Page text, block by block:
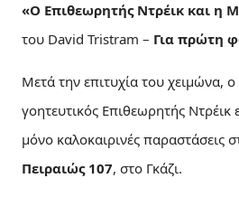
«Ο Επιθεωρητής Ντρέικ και η
του David Tristram – Για πρώτη
Μετά την επιτυχία του χειμώνα,
γοητευτικός Επιθεωρητής Ντρέικ
μόνο καλοκαιρινές παραστάσεις
Πειραιώς 107, στο Γκάζι.